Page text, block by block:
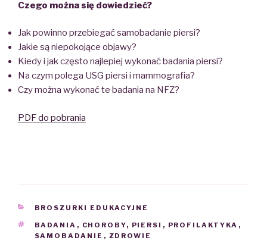
Czego można się dowiedzieć?
Jak powinno przebiegać samobadanie piersi?
Jakie są niepokojące objawy?
Kiedy i jak często najlepiej wykonać badania piersi?
Na czym polega USG piersi i mammografia?
Czy można wykonać te badania na NFZ?
PDF do pobrania
CATEGORIES
BROSZURKI EDUKACYJNE
TAGS
BADANIA , CHOROBY, PIERSI , PROFILAKTYKA ,
SAMOBADANIE , ZDROWIE